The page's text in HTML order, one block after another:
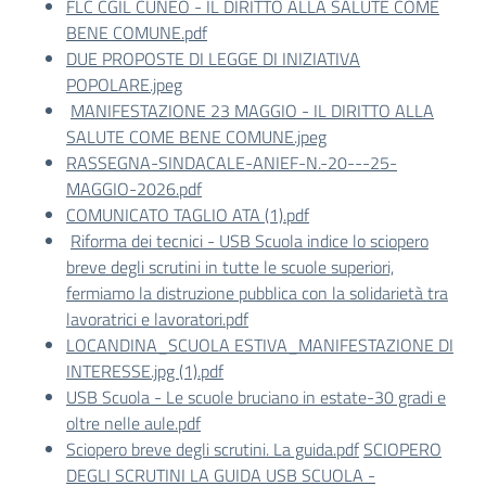
FLC CGIL CUNEO - IL DIRITTO ALLA SALUTE COME
BENE COMUNE.pdf
DUE PROPOSTE DI LEGGE DI INIZIATIVA
POPOLARE.jpeg
MANIFESTAZIONE 23 MAGGIO - IL DIRITTO ALLA
SALUTE COME BENE COMUNE.jpeg
RASSEGNA-SINDACALE-ANIEF-N.-20---25-
MAGGIO-2026.pdf
COMUNICATO TAGLIO ATA (1).pdf
Riforma dei tecnici - USB Scuola indice lo sciopero
breve degli scrutini in tutte le scuole superiori,
fermiamo la distruzione pubblica con la solidarietà tra
lavoratrici e lavoratori.pdf
LOCANDINA_SCUOLA ESTIVA_MANIFESTAZIONE DI
INTERESSE.jpg (1).pdf
USB Scuola - Le scuole bruciano in estate-30 gradi e
oltre nelle aule.pdf
Sciopero breve degli scrutini. La guida.pdfSCIOPERO
DEGLI SCRUTINI LA GUIDA USB SCUOLA -